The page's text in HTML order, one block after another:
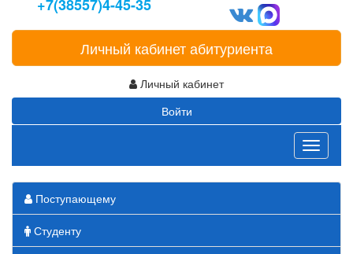
+7(38557)4-45-35
Личный кабинет абитуриента
Личный кабинет
Войти
Toggle
Поступающему
Студенту